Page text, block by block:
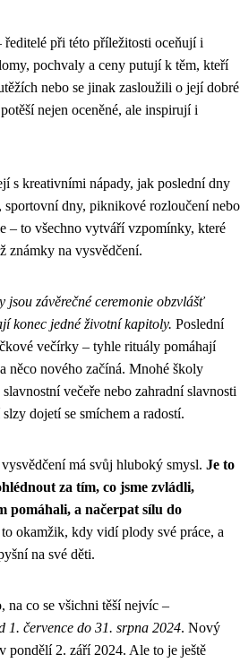
při této příležitosti oceňují i
pochvaly a ceny putují k těm, kteří
nebo se jinak zasloužili o její dobré
nejen oceněné, ale inspirují i
s kreativními nápady, jak poslední dny
sportovní dny, piknikové rozloučení nebo
– to všechno vytváří vzpomínky, které
známky na vysvědčení.
závěrečné ceremonie obzvlášť
konec jedné životní kapitoly. Poslední
večírky – tyhle rituály pomáhají
něco nového začíná. Mnohé školy
večeře nebo zahradní slavnosti
dojetí se smíchem a radostí.
má svůj hluboký smysl. Je to
za tím, co jsme zvládli,
pomáhali, a načerpat sílu do
okamžik, kdy vidí plody své práce, a
na své děti.
na co se všichni těší nejvíc –
1. července do 31. srpna 2024. Nový
pondělí 2. září 2024. Ale to je ještě